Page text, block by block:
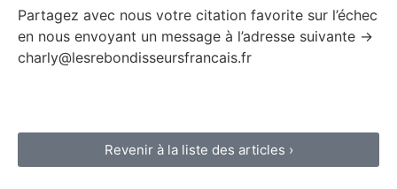
Partagez avec nous votre citation favorite sur l’échec
en nous envoyant un message à l’adresse suivante ->
charly@lesrebondisseursfrancais.fr
Revenir à la liste des articles ›